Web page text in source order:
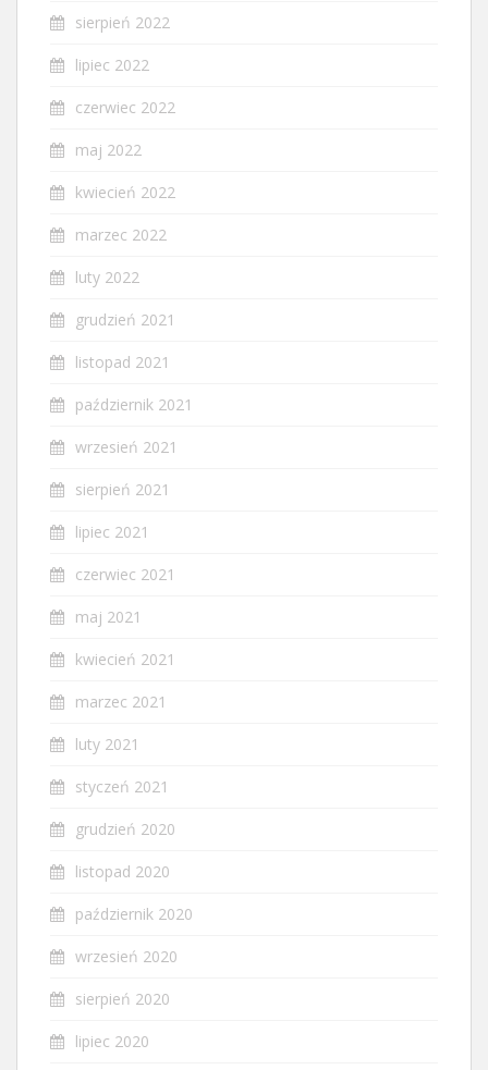
sierpień 2022
lipiec 2022
czerwiec 2022
maj 2022
kwiecień 2022
marzec 2022
luty 2022
grudzień 2021
listopad 2021
październik 2021
wrzesień 2021
sierpień 2021
lipiec 2021
czerwiec 2021
maj 2021
kwiecień 2021
marzec 2021
luty 2021
styczeń 2021
grudzień 2020
listopad 2020
październik 2020
wrzesień 2020
sierpień 2020
lipiec 2020